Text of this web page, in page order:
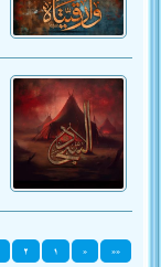
««
« ١ ٢